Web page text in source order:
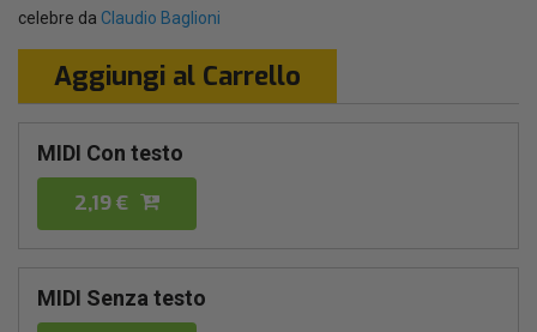
celebre da Claudio Baglioni
Aggiungi al Carrello
MIDI Con testo
2,19 €
MIDI Senza testo